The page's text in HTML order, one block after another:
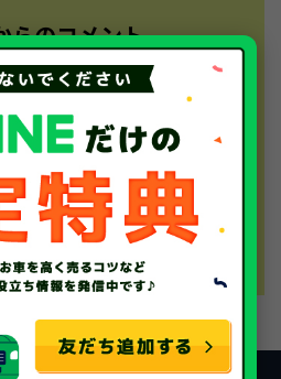
らのコメント
取業業者からソコカラをお選
ございました。ラジオCMを
安心してお任せいただけた
す。電話対応から引き取り
足いただけたことを、スタッ
またの機会があれば、是非